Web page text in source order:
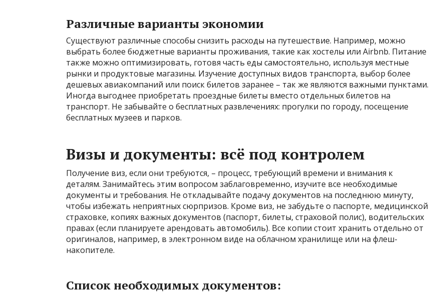
Различные варианты экономии
Существуют различные способы снизить расходы на путешествие. Например, можно
выбрать более бюджетные варианты проживания, такие как хостелы или Airbnb. Питание
также можно оптимизировать, готовя часть еды самостоятельно, используя местные
рынки и продуктовые магазины. Изучение доступных видов транспорта, выбор более
дешевых авиакомпаний или поиск билетов заранее – так же являются важными пунктами.
Иногда выгоднее приобретать проездные билеты вместо отдельных билетов на
транспорт. Не забывайте о бесплатных развлечениях: прогулки по городу, посещение
бесплатных музеев и парков.
Визы и документы: всё под контролем
Получение виз, если они требуются, – процесс, требующий времени и внимания к
деталям. Занимайтесь этим вопросом заблаговременно, изучите все необходимые
документы и требования. Не откладывайте подачу документов на последнюю минуту,
чтобы избежать неприятных сюрпризов. Кроме виз, не забудьте о паспорте, медицинской
страховке, копиях важных документов (паспорт, билеты, страховой полис), водительских
правах (если планируете арендовать автомобиль). Все копии стоит хранить отдельно от
оригиналов, например, в электронном виде на облачном хранилище или на флеш-
накопителе.
Список необходимых документов: